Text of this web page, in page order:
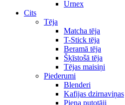
Urnex
Cits
Tēja
Matcha tēja
T-Stick tēja
Beramā tēja
Šķīstošā tēja
Tējas maisiņi
Piederumi
Blenderi
Kafijas dzirnaviņas
Piena putotāji